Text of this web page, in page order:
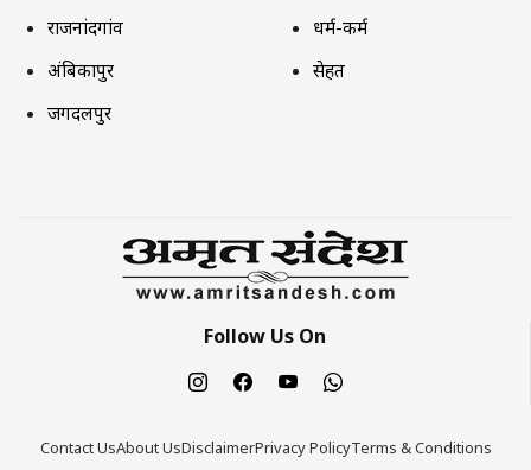
राजनांदगांव
अंबिकापुर
जगदलपुर
धर्म-कर्म
सेहत
Follow Us On
Contact UsAbout UsDisclaimerPrivacy PolicyTerms & Conditions